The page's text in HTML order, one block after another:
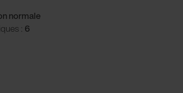
normale
: 6